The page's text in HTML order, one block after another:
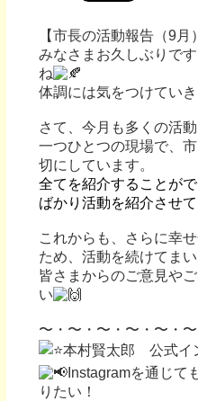
【市長の活動報告（9月
みなさまお久しぶりで
ね
体調には気をつけていき
さて、今月も多くの活動
一つひとつの現場で、
切にしています。
全てを紹介することが
ばかり活動を紹介させ
これからも、さらに幸
ため、活動を続けてまい
皆さまからのご意見や
い
〜・〜・〜・〜・〜・
本村賢太郎 公式イ
Instagramを通じて
りたい！